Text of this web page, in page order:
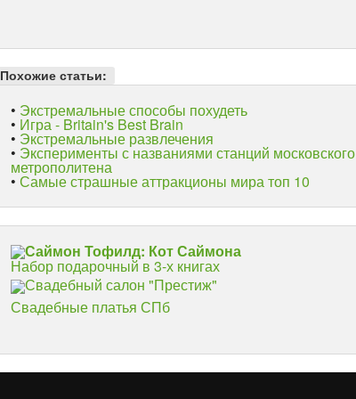
Похожие статьи:
• Экстремальные способы похудеть
• Игра - Britain's Best Brain
• Экстремальные развлечения
• Эксперименты с названиями станций московского
метрополитена
• Самые страшные аттракционы мира топ 10
Саймон Тофилд: Кот Саймона
Набор подарочный в 3-х книгах
Свадебный салон "Престиж"
Свадебные платья СПб